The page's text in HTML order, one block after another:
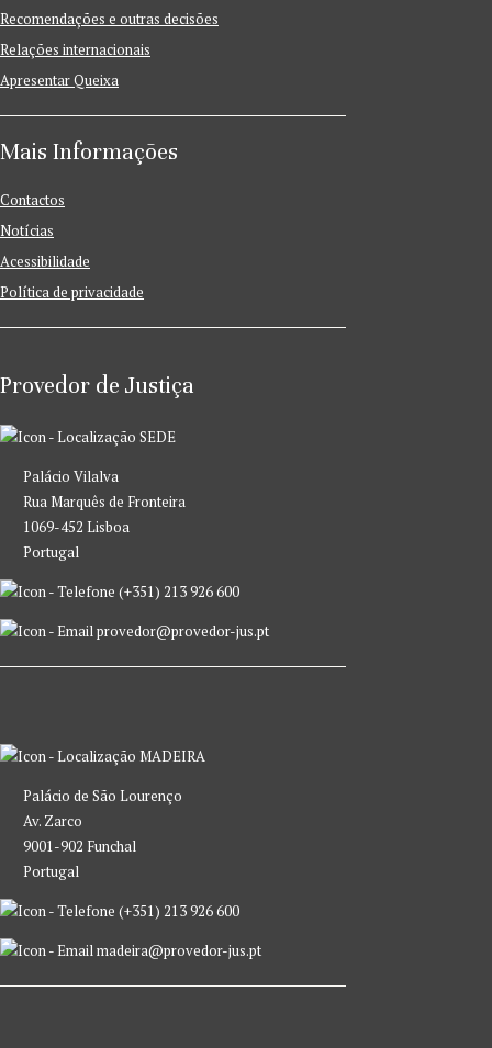
Recomendações e outras decisões
Relações internacionais
Apresentar Queixa
Mais Informações
Contactos
Notícias
Acessibilidade
Política de privacidade
Provedor de Justiça
SEDE
Palácio Vilalva
Rua Marquês de Fronteira
1069-452 Lisboa
Portugal
(+351) 213 926 600
provedor@provedor-jus.pt
MADEIRA
Palácio de São Lourenço
Av. Zarco
9001-902 Funchal
Portugal
(+351) 213 926 600
madeira@provedor-jus.pt